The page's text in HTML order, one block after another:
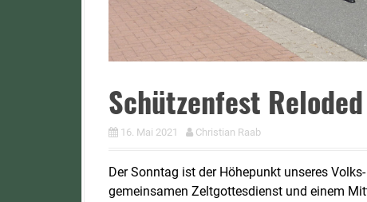
Schützenfest
16. Mai 2021 Christian Raab
Der Sonntag ist der Höhepunkt unseres
gemeinsamen Zeltgottesdienst und einem